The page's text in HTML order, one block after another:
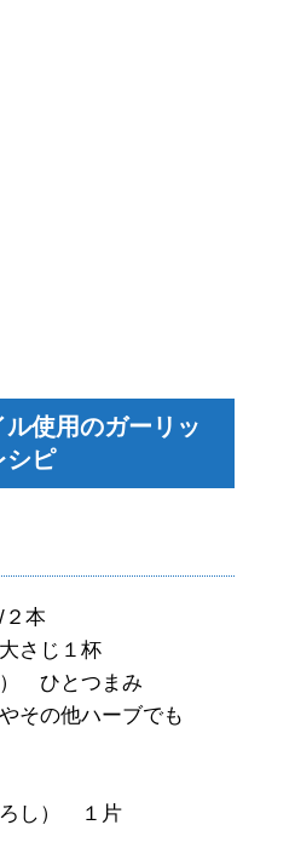
ル使用のガーリッ
シピ
本
さじ１杯
） ひとつまみ
その他ハーブでも
ろし） １片